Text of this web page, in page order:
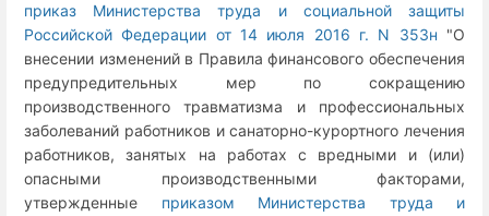
приказ Министерства труда и социальной защиты
Российской Федерации от 14 июля 2016 г. N 353н "О
внесении изменений в Правила финансового обеспечения
предупредительных мер по сокращению
производственного травматизма и профессиональных
заболеваний работников и санаторно-курортного лечения
работников, занятых на работах с вредными и (или)
опасными производственными факторами,
утвержденные приказом Министерства труда и